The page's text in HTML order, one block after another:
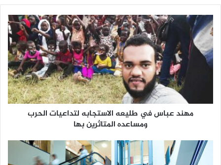
مهند عباس في طليعه الاستجابه لتداعيات الحرب
ومساعده المتاثرين بها